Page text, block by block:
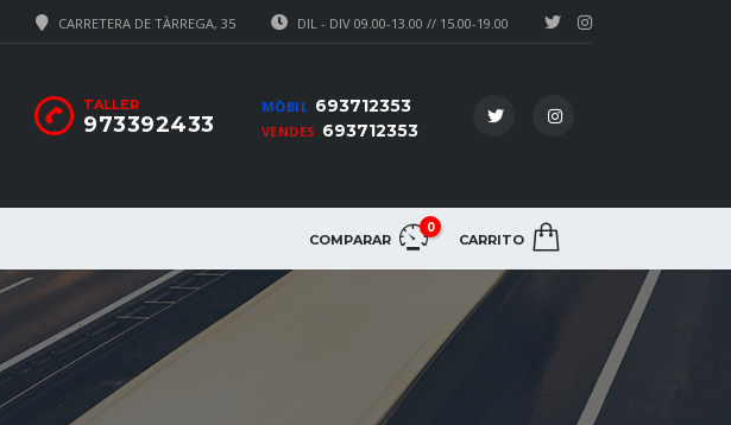
DIL - DIV 09.00-13.00 // 15.00-19.00
CARRETERA DE TÀRREGA, 35
MÒBIL 693712353
VENDES 693712353
TALLER
973392433
COMPARAR
0
CARRITO